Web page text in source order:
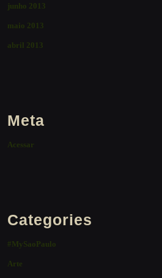
junho 2013
maio 2013
abril 2013
Meta
Acessar
Categories
#MySaoPaulo
Arte